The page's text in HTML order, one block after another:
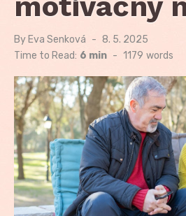
By Eva Senková
Posted
on
8. 5. 2025
Time to Read: 6 min - 1179 words